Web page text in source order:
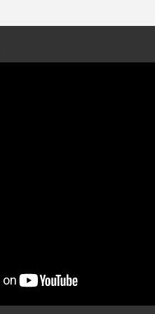
et atteindre 80 à 100 km/h
Il parcourt la basse vallée
le littoral